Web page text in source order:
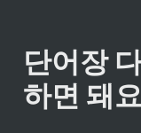
단어장
하면 돼